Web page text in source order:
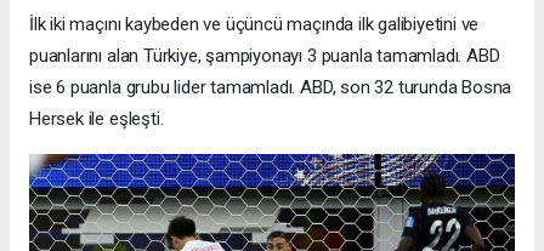
İlk iki maçını kaybeden ve üçüncü maçında ilk galibiyetini ve
puanlarını alan Türkiye, şampiyonayı 3 puanla tamamladı. ABD
ise 6 puanla grubu lider tamamladı. ABD, son 32 turunda Bosna
Hersek ile eşleşti.